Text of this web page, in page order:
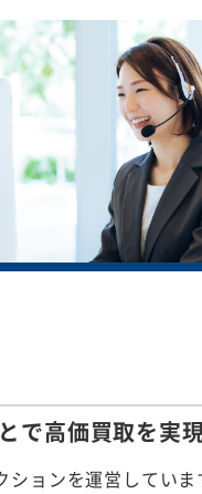
で高価買取を実
ョンを運営していま